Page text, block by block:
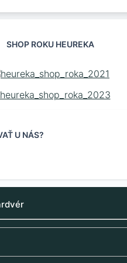
zdroj
Nepájivé
0.40€
pole 66
farby
Kontaktné
2.90€
SHOP ROKU HEUREKA
U NÁS?